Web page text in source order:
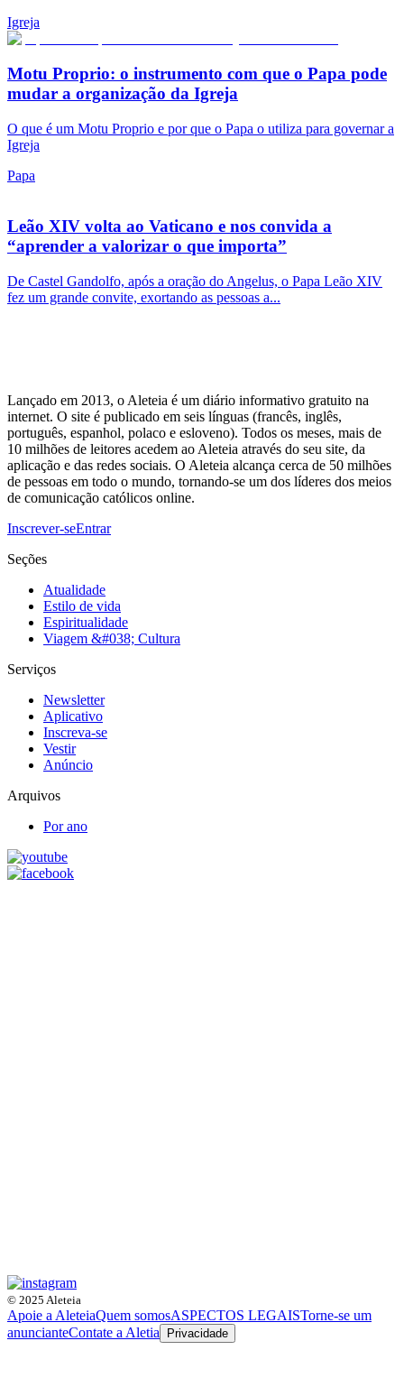
Igreja
Motu Proprio: o instrumento com que o Papa pode
mudar a organização da Igreja
O que é um Motu Proprio e por que o Papa o utiliza para governar a
Igreja
Papa
Leão XIV volta ao Vaticano e nos convida a
“aprender a valorizar o que importa”
De Castel Gandolfo, após a oração do Angelus, o Papa Leão XIV
fez um grande convite, exortando as pessoas a...
Lançado em 2013, o Aleteia é um diário informativo gratuito na
internet. O site é publicado em seis línguas (francês, inglês,
português, espanhol, polaco e esloveno). Todos os meses, mais de
10 milhões de leitores acedem ao Aleteia através do seu site, da
aplicação e das redes sociais. O Aleteia alcança cerca de 50 milhões
de pessoas em todo o mundo, tornando-se um dos líderes dos meios
de comunicação católicos online.
Inscrever-seEntrar
Seções
Atualidade
Estilo de vida
Espiritualidade
Viagem &#038; Cultura
Serviços
Newsletter
Aplicativo
Inscreva-se
Vestir
Anúncio
Arquivos
Por ano
© 2025 Aleteia
Apoie a AleteiaQuem somosASPECTOS LEGAISTorne-se um
anuncianteContate a Aletia Privacidade